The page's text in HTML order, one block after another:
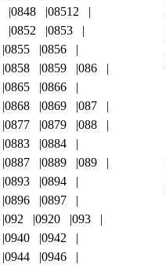
0848
08512
0852
0853
0855
0856
0858 0859
086
0865
0866
0868 0869
087
0877 0879
088
0883
0884
0887 0889
089
0893
0894
0896
0897
092 0920
093
0940
0942
0944
0946